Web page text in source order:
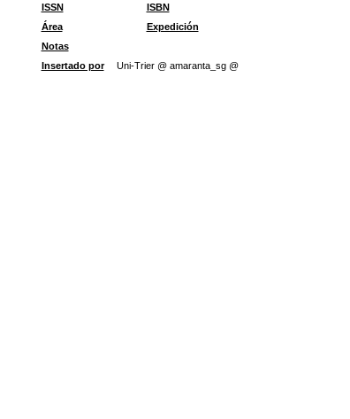
ISSN ISBN
Área
Expedición
Notas
Insertado por
Uni-Trier @ amaranta_sg @